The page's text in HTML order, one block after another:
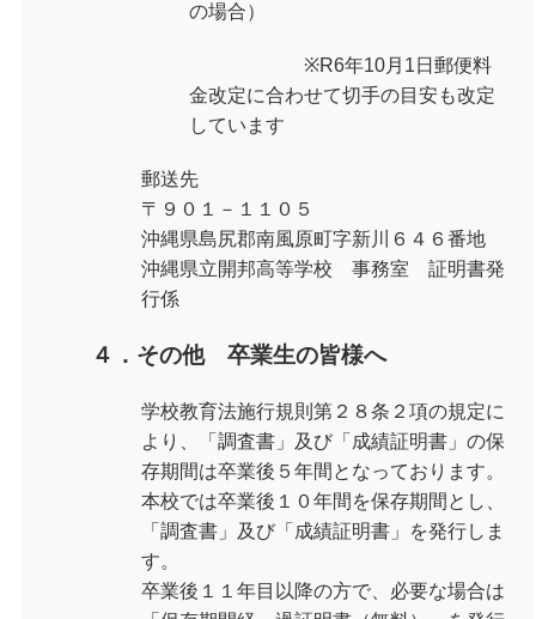
の場合）
※R6年10月1日郵便料
金改定に合わせて切手の目安も改定
しています
郵送先
〒９０１－１１０５
沖縄県島尻郡南風原町字新川６４６番地
沖縄県立開邦高等学校 事務室 証明書発
行係
４．その他 卒業生の皆様へ
学校教育法施行規則第２８条２項の規定に
より、「調査書」及び「成績証明書」の保
存期間は卒業後５年間となっております。
本校では卒業後１０年間を保存期間とし、
「調査書」及び「成績証明書」を発行しま
す。
卒業後１１年目以降の方で、必要な場合は